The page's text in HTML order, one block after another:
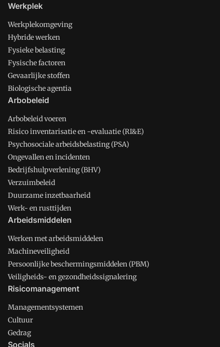
Werkplek
Werkplekomgeving
Hybride werken
Fysieke belasting
Fysische factoren
Gevaarlijke stoffen
Biologische agentia
Arbobeleid
Arbobeleid voeren
Risico inventarisatie en -evaluatie (RI&E)
Psychosociale arbeidsbelasting (PSA)
Ongevallen en incidenten
Bedrijfshulpverlening (BHV)
Verzuimbeleid
Duurzame inzetbaarheid
Werk- en rusttijden
Arbeidsmiddelen
Werken met arbeidsmiddelen
Machineveiligheid
Persoonlijke beschermingsmiddelen (PBM)
Veiligheids- en gezondheidssignalering
Risicomanagement
Managementsystemen
Cultuur
Gedrag
Socials